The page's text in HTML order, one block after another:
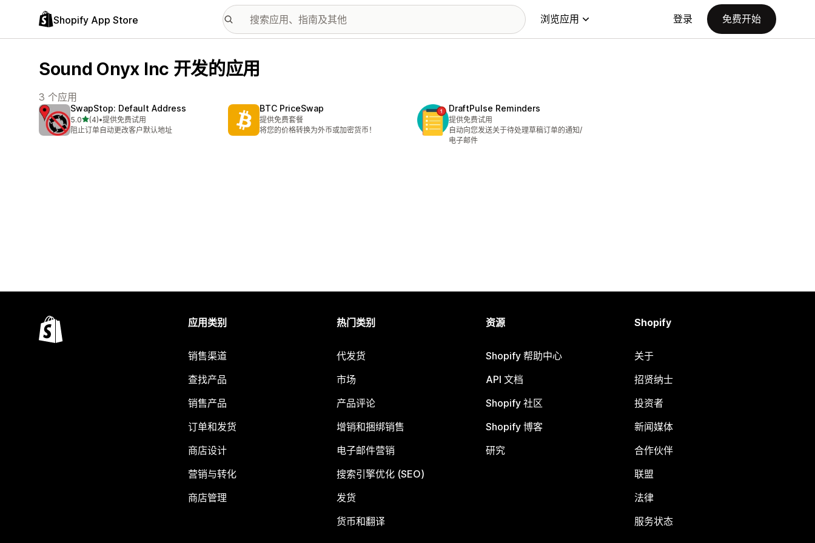
Shopify App Store 浏览应用 登录 免费开始
Sound Onyx Inc 开发的应用
3 个应用
SwapStop: Default Address
5.0星（满分 5 星）
(4)
总共 4 条评论
•提供免费试用
阻止订单自动更改客户默认地址
BTC PriceSwap
提供免费套餐
将您的价格转换为外币或加密货币！
DraftPulse Reminders
提供免费试用
自动向您发送关于待处理草稿订单的通知/
电子邮件
应用类别
销售渠道
查找产品
销售产品
订单和发货
商店设计
营销与转化
商店管理
热门类别
代发货
市场
产品评论
增销和捆绑销售
电子邮件营销
搜索引擎优化 (SEO)
发货
货币和翻译
资源
Shopify 帮助中心
API 文档
Shopify 社区
Shopify 博客
研究
Shopify
关于
招贤纳士
投资者
新闻媒体
合作伙伴
联盟
法律
服务状态